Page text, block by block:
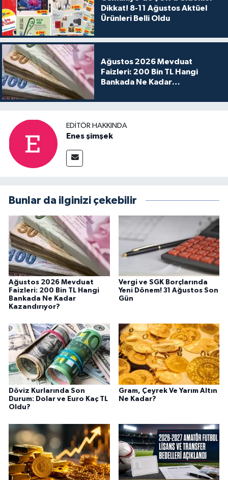
Dikkat! 8-11 Ağustos Aktüel
Ürünleri Belli Oldu
Ağustos 2026 Mevduat
Faizleri: 200 Bin TL Hangi
Bankada Ne Kadar
EDITÖR HAKKINDA
Enes şimşek
Bunlar da ilginizi çekebilir
Ağustos 2026 Mevduat
Faizleri: 200 Bin TL Hangi
Bankada Ne Kadar
Kazandırıyor?
Vergi ve SGK Borçlarında
Yeni Dönem! 31 Ağustos Son
Gün
Döviz Kurlarında Son
Durum: Dolar ve Euro Kaç TL
Oldu?
Gram, Çeyrek Ve Yarım Altın
Ne Kadar?